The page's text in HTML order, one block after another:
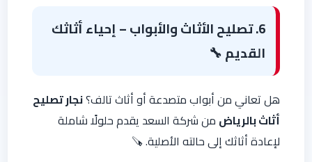
6. تصليح الأثاث والأبواب – إحياء أثاثك
القديم 🔧
هل تعاني من أبواب متصدعة أو أثاث تالف؟نجار تصليح
أثاث بالرياض من شركة السعد يقدم حلولًا شاملة
لإعادة أثاثك إلى حالته الأصلية. 🪚